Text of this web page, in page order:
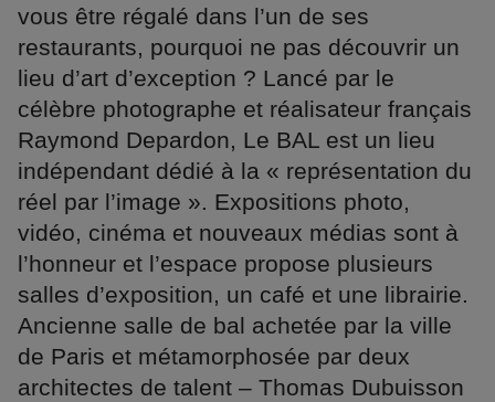
vous être régalé dans l’un de ses
restaurants, pourquoi ne pas découvrir un
lieu d’art d’exception ? Lancé par le
célèbre photographe et réalisateur français
Raymond Depardon, Le BAL est un lieu
indépendant dédié à la « représentation du
réel par l’image ». Expositions photo,
vidéo, cinéma et nouveaux médias sont à
l’honneur et l’espace propose plusieurs
salles d’exposition, un café et une librairie.
Ancienne salle de bal achetée par la ville
de Paris et métamorphosée par deux
architectes de talent – Thomas Dubuisson